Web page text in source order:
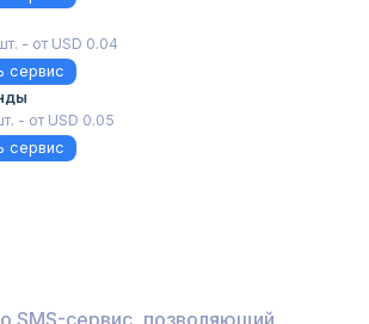
- от USD 0.04
сервис
- от USD 0.05
сервис